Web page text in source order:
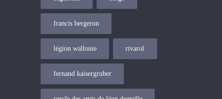
francis bergeron
légion wallonie rivarol
fernand kaisergruber